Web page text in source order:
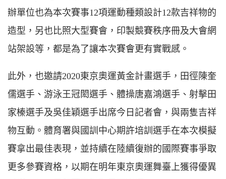
辦單位也為本次賽事12項運動種類設計12款吉祥物的
造型，另也比照大型賽會，印製競賽秩序冊及大會網
站架設等，都是為了讓本次賽會更有實戰感。
此外，也邀請2020東京奧運黃金計畫選手，田徑陳奎
儒選手、游泳王冠閎選手、體操唐嘉鴻選手、射擊田
家榛選手及吳佳穎選手出席今日記者會，與兩隻吉祥
物互動。體育署與國訓中心期許培訓選手在本次模擬
賽拿出最佳表現，並持續在陸續復辦的國際賽事爭取
更多參賽資格，以期在明年東京奧運舞臺上獲得優異